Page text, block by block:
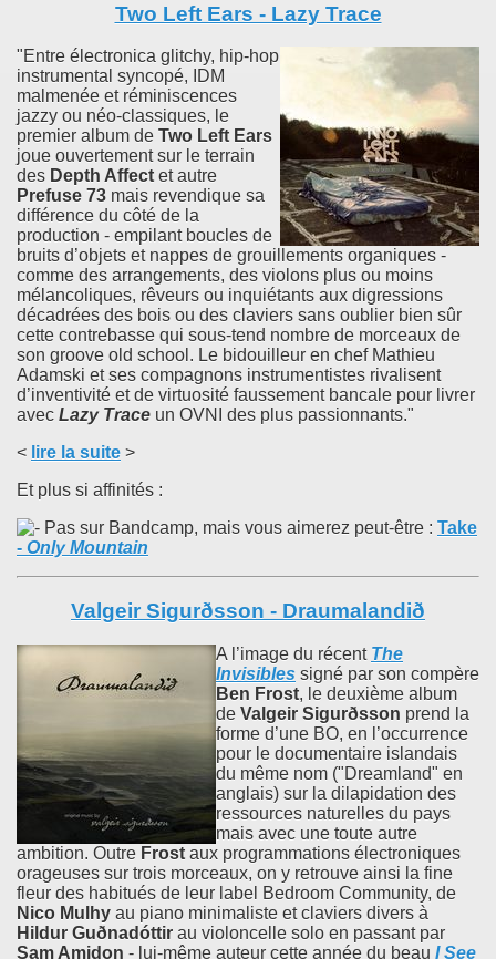
Two Left Ears - Lazy Trace
"Entre électronica glitchy, hip-hop
instrumental syncopé, IDM
malmenée et réminiscences
jazzy ou néo-classiques, le
premier album de Two Left Ears
joue ouvertement sur le terrain
des Depth Affect et autre
Prefuse 73 mais revendique sa
différence du côté de la
production - empilant boucles de
bruits d’objets et nappes de grouillements organiques -
comme des arrangements, des violons plus ou moins
mélancoliques, rêveurs ou inquiétants aux digressions
décadrées des bois ou des claviers sans oublier bien sûr
cette contrebasse qui sous-tend nombre de morceaux de
son groove old school. Le bidouilleur en chef Mathieu
Adamski et ses compagnons instrumentistes rivalisent
d’inventivité et de virtuosité faussement bancale pour livrer
avec Lazy Trace un OVNI des plus passionnants."
< lire la suite >
Et plus si affinités :
Pas sur Bandcamp, mais vous aimerez peut-être : Take
- Only Mountain
Valgeir Sigurðsson - Draumalandið
A l’image du récent The
Invisibles signé par son compère
Ben Frost, le deuxième album
de Valgeir Sigurðsson prend la
forme d’une BO, en l’occurrence
pour le documentaire islandais
du même nom ("Dreamland" en
anglais) sur la dilapidation des
ressources naturelles du pays
mais avec une toute autre
ambition. Outre Frost aux programmations électroniques
orageuses sur trois morceaux, on y retrouve ainsi la fine
fleur des habitués de leur label Bedroom Community, de
Nico Mulhy au piano minimaliste et claviers divers à
Hildur Guðnadóttir au violoncelle solo en passant par
Sam Amidon - lui-même auteur cette année du beau I See